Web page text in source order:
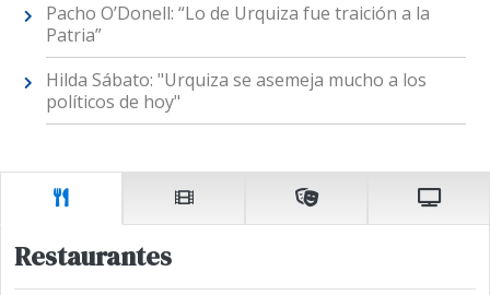
Pacho O’Donell: “Lo de Urquiza fue traición a la
Patria”
Hilda Sábato: "Urquiza se asemeja mucho a los
políticos de hoy"
Restaurantes